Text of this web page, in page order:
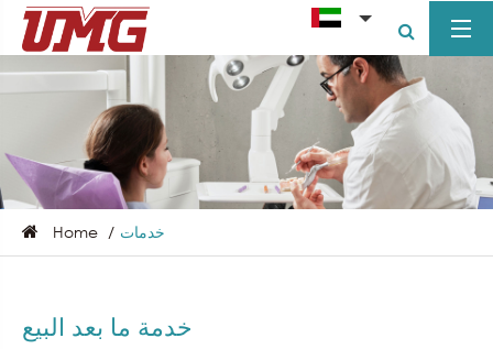
Home خدمات
خدمة ما بعد البيع